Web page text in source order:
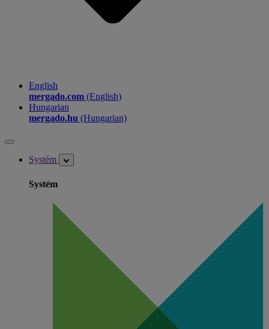
English
mergado.com (English)
Hungarian
mergado.hu (Hungarian)
Systém
Systém